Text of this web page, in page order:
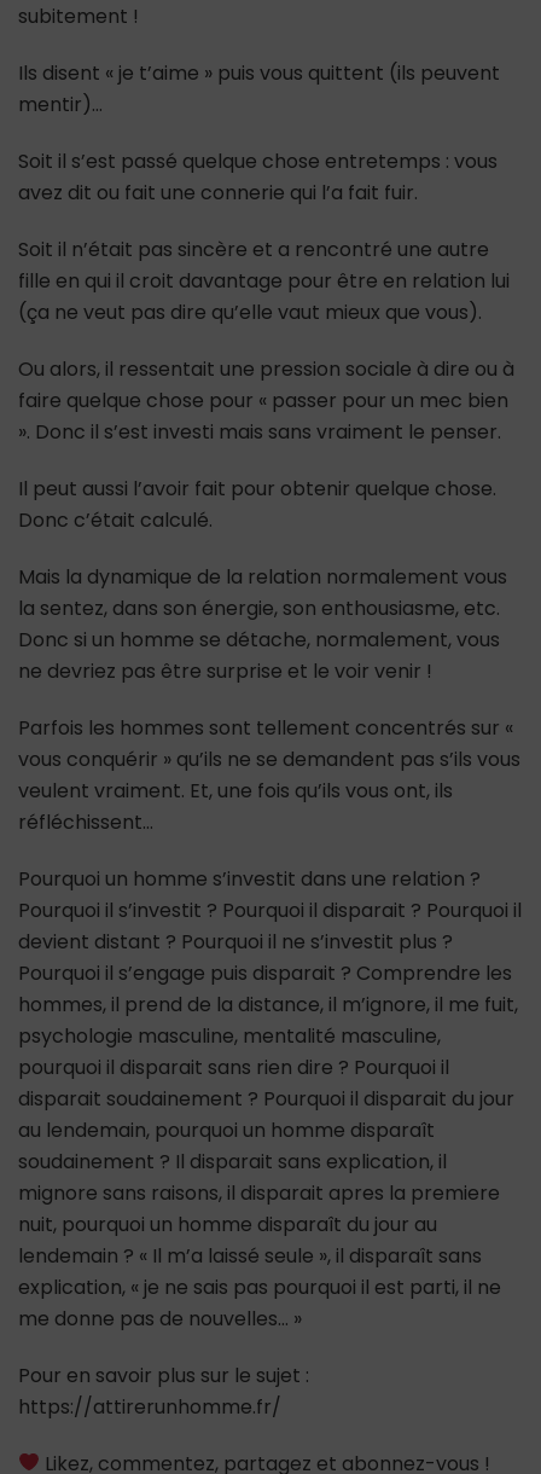
subitement !
Ils disent « je t’aime » puis vous quittent (ils peuvent
mentir)…
Soit il s’est passé quelque chose entretemps : vous
avez dit ou fait une connerie qui l’a fait fuir.
Soit il n’était pas sincère et a rencontré une autre
fille en qui il croit davantage pour être en relation lui
(ça ne veut pas dire qu’elle vaut mieux que vous).
Ou alors, il ressentait une pression sociale à dire ou à
faire quelque chose pour « passer pour un mec bien
». Donc il s’est investi mais sans vraiment le penser.
Il peut aussi l’avoir fait pour obtenir quelque chose.
Donc c’était calculé.
Mais la dynamique de la relation normalement vous
la sentez, dans son énergie, son enthousiasme, etc.
Donc si un homme se détache, normalement, vous
ne devriez pas être surprise et le voir venir !
Parfois les hommes sont tellement concentrés sur «
vous conquérir » qu’ils ne se demandent pas s’ils vous
veulent vraiment. Et, une fois qu’ils vous ont, ils
réfléchissent…
Pourquoi un homme s’investit dans une relation ?
Pourquoi il s’investit ? Pourquoi il disparait ? Pourquoi il
devient distant ? Pourquoi il ne s’investit plus ?
Pourquoi il s’engage puis disparait ? Comprendre les
hommes, il prend de la distance, il m’ignore, il me fuit,
psychologie masculine, mentalité masculine,
pourquoi il disparait sans rien dire ? Pourquoi il
disparait soudainement ? Pourquoi il disparait du jour
au lendemain, pourquoi un homme disparaît
soudainement ? Il disparait sans explication, il
mignore sans raisons, il disparait apres la premiere
nuit, pourquoi un homme disparaît du jour au
lendemain ? « Il m’a laissé seule », il disparaît sans
explication, « je ne sais pas pourquoi il est parti, il ne
me donne pas de nouvelles… »
Pour en savoir plus sur le sujet :
https://attirerunhomme.fr/
Likez, commentez, partagez et abonnez-vous !